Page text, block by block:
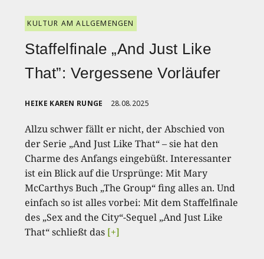
KULTUR AM ALLGEMENGEN
Staffelfinale „And Just Like
That”: Vergessene Vorläufer
HEIKE KAREN RUNGE 28.08.2025
Allzu schwer fällt er nicht, der Abschied von
der Serie „And Just Like That“ – sie hat den
Charme des Anfangs eingebüßt. Interessanter
ist ein Blick auf die Ursprünge: Mit Mary
McCarthys Buch „The Group“ fing alles an. Und
einfach so ist alles vorbei: Mit dem Staffelfinale
des „Sex and the City“-Sequel „And Just Like
That“ schließt das [+]